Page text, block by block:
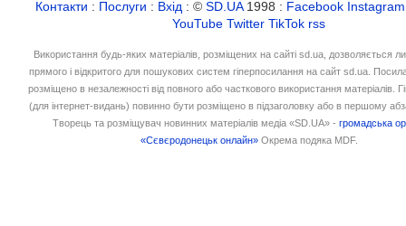
Контакти : Послуги : Вхід : ©SD.UA1998 : Facebook Instagram
YouTube Twitter TikTok rss
Використання будь-яких матеріалів, розміщених на сайті sd.ua, дозволяється
прямого і відкритого для пошукових систем гіперпосилання на сайт sd.ua.
розміщено в незалежності від повного або часткового використання матеріалів.
(для інтернет-видань) повинно бути розміщено в підзаголовку або в першому
Творець та розміщувач новинних матеріалів медіа «SD.UA» -громадська
«Сєвєродонецьк онлайн» Окрема подяка MDF.